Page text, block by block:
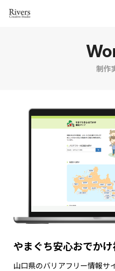
制作
やまぐち安心おでか
山口県のバリアフリー情報サ